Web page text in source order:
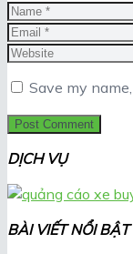
Save my
DỊCH VỤ
BÀI VIẾT NỔI BẬT